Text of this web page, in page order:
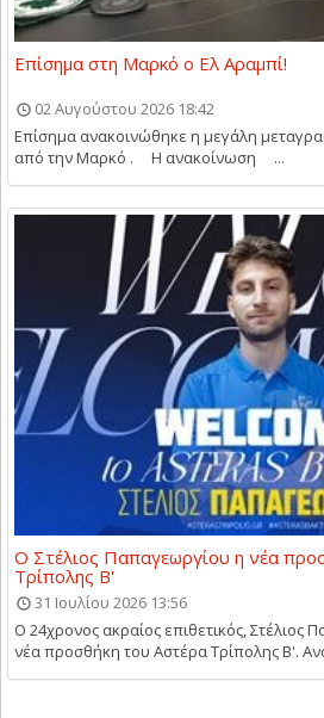
Επίσημα στη Μαρκό ο Ελ Αραμπί!
02 Αυγούστου 2026 18:42
Επίσημα ανακοινώθηκε η μεγάλη
από την Μαρκό . Η ανακοίνωση ...
Ο Στέλιος Παπαγεωργίου η νέα
Τρίπολης Β'
31 Ιουλίου 2026 13:56
Ο 24χρονος ακραίος επιθετικός, Στέλιος
νέα προσθήκη του Αστέρα Τρίπολης Β'.